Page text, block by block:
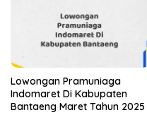
Lowongan Pramuniaga
Indomaret Di Kabupaten
Bantaeng Maret Tahun 2025